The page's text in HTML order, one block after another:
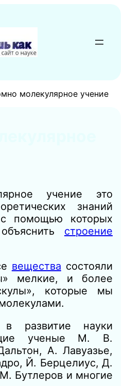
молекулярное учение
учение это
знаний
помощью которых
строение
вещества состояли
мелкие, и более
которые мы
развитие науки
ученые М. В.
А. Лавуазье,
Й. Берцелиус, Д.
Бутлеров и многие